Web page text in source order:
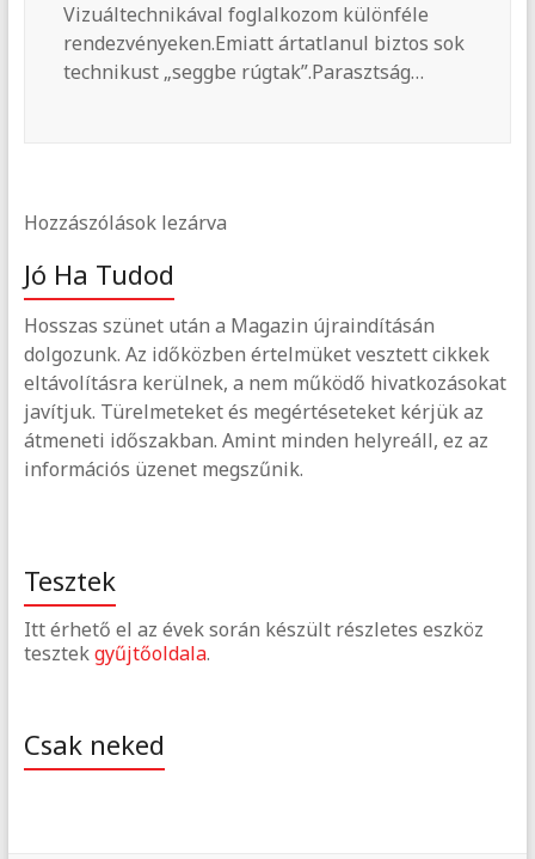
Vizuáltechnikával foglalkozom különféle
rendezvényeken.Emiatt ártatlanul biztos sok
technikust „seggbe rúgtak”.Parasztság…
Hozzászólások lezárva
Jó Ha Tudod
Hosszas szünet után a Magazin újraindításán
dolgozunk. Az időközben értelmüket vesztett cikkek
eltávolításra kerülnek, a nem működő hivatkozásokat
javítjuk. Türelmeteket és megértéseteket kérjük az
átmeneti időszakban. Amint minden helyreáll, ez az
információs üzenet megszűnik.
Tesztek
Itt érhető el az évek során készült részletes eszköz
tesztekgyűjtőoldala.
Csak neked